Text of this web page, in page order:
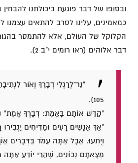
ובסופו של דבר פוגעת ביכולתנו להבחין
כמאמינים, עלינו לסרב להתאים עצמנו
הקלוקל של העולם, אלא להתמסר
דבר אלוהים (ראו רומים י"ב 2).
"נֵר־לְרַגְלִי דְבָרֶךָ וְאֹור
105).
"קַדֵּשׁ אוֹתָם בָּאֱמֶת: דְּבָרְךָ אֱמֶת"
"אַךְ אֲנָשִׁים רָעִים וּמַדִּיחִים
וְיֻתְעוּ. אֲבָל אַתָּה עֲמֹד בַּדְּבָרִים
מְצָאתָם נְכוֹנִים, שֶׁהֲרֵי יוֹדֵעַ אַתָּה